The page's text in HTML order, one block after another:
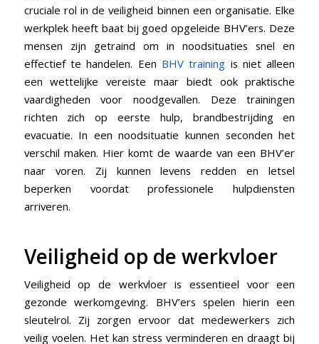
cruciale rol in de veiligheid binnen een organisatie. Elke
werkplek heeft baat bij goed opgeleide BHV’ers. Deze
mensen zijn getraind om in noodsituaties snel en
effectief te handelen. Een BHV training is niet alleen
een wettelijke vereiste maar biedt ook praktische
vaardigheden voor noodgevallen. Deze trainingen
richten zich op eerste hulp, brandbestrijding en
evacuatie. In een noodsituatie kunnen seconden het
verschil maken. Hier komt de waarde van een BHV’er
naar voren. Zij kunnen levens redden en letsel
beperken voordat professionele hulpdiensten
arriveren.
Veiligheid op de werkvloer
Veiligheid op de werkvloer is essentieel voor een
gezonde werkomgeving. BHV’ers spelen hierin een
sleutelrol. Zij zorgen ervoor dat medewerkers zich
veilig voelen. Het kan stress verminderen en draagt bij